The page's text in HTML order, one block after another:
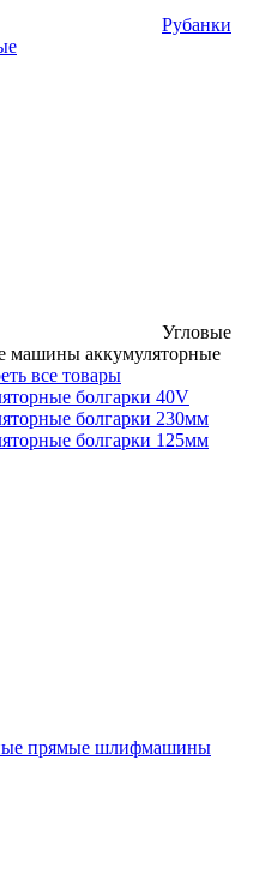
Рубанки
Угловые
машины аккумуляторные
все товары
болгарки 40V
болгарки 230мм
болгарки 125мм
прямые шлифмашины